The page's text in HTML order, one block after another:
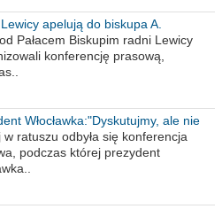
apelują do biskupa A.
Meringa
Pałacem Biskupim radni Lewicy
konferencję prasową,
Włocławka:"Dyskutujmy, ale nie
się”
w ratuszu odbyła się konferencja
podczas której prezydent